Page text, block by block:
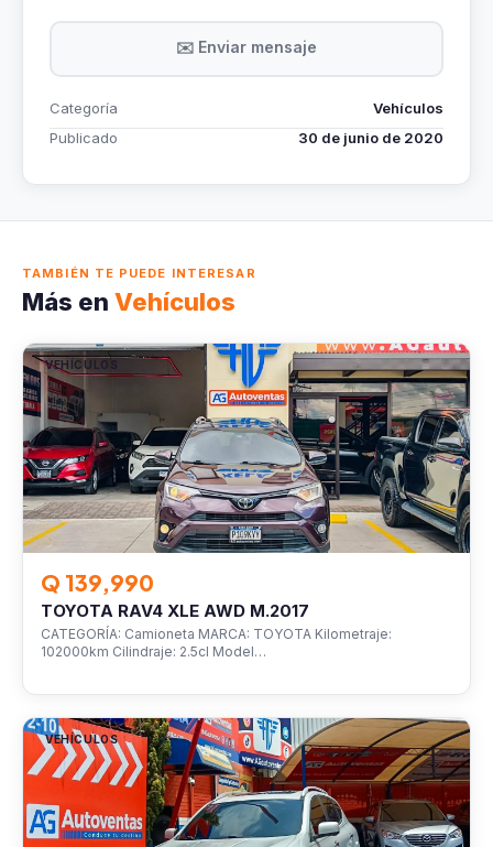
✉️ Enviar mensaje
Categoría
Vehículos
Publicado
30 de junio de 2020
TAMBIÉN TE PUEDE INTERESAR
Más en Vehículos
VEHÍCULOS
Q 139,990
TOYOTA RAV4 XLE AWD M.2017
CATEGORÍA: Camioneta MARCA: TOYOTA Kilometraje:
102000km Cilindraje: 2.5cl Model…
VEHÍCULOS